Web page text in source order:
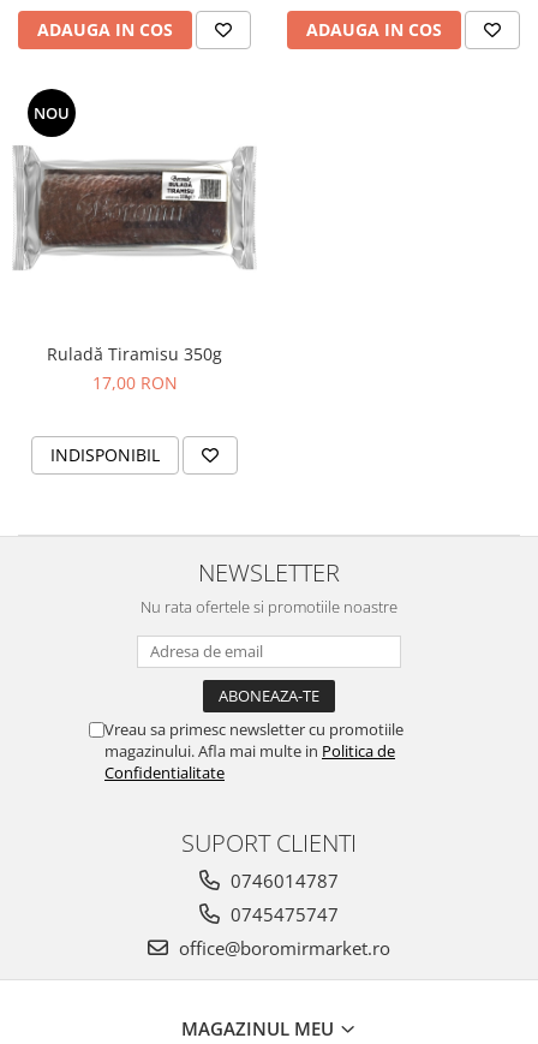
Checurile Royal
Prajituri
Prajituri Fabrica de Amandine
Prajituri nuci
Rulade
Prajitura ingerilor
Prajituri Red Collection
Prajituri cu fructe
Prajituri cafea
Chec mini
Foietaje
Biscuiti
Turta dulce cu miere
Cornulete
Paine ambalata
ADAUGA IN COS ADAUGA IN COS
NOU
Ruladă Tiramisu 350g
17,00 RON
INDISPONIBIL
NEWSLETTER
Nu rata ofertele si promotiile noastre
Vreau sa primesc newsletter cu promotiile
magazinului. Afla mai multe in Politica de
Confidentialitate
SUPORT CLIENTI
0746014787
0745475747
office@boromirmarket.ro
MAGAZINUL MEU